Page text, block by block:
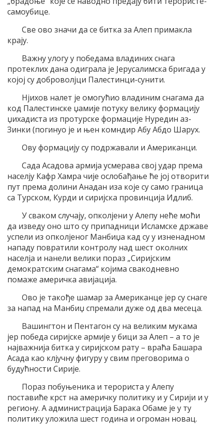
самоубице.
Све ово значи да се битка за Алеп примакла
крају.
Важну улогу у победама владиних снага
протеклих дана одиграла је Јерусалимска бригада у
којој су доброволјци Палестинци-сунити.
Нјихов налет је омогућио владиним снагама да
код Палестинске џамије потуку велику формацију
џихадиста из протурске формације Нуредин аз-
Зинки (погинуо је и њен комндир Абу Абдо Шарух.
Ову формацију су подржавали и Американци.
Сада Асадова армија усмерава свој удар према
населју Кафр Хамра чије ослобађање ће јој отворити
пут према долини Анадан иза које су само граница
са Турском, Курди и сиријска провинција Идлиб.
У сваком случају, опколјени у Алепу неће моћи
да изведу оно што су припадници Исламске државе
успели из опколјеног Манбиџа кад су у изненадном
нападу повратили контролу над шест околних
населја и нанели велики пораз „Сиријским
демократским снагама“ којима свакодневно
помаже америчка авијација.
Ово је такође шамар за Американце јер су снаге
за напад на Манбиџ спремали дуже од два месеца.
Вашингтон и Пентагон су на великим мукама
јер победа сиријске армије у бици за Алеп – а то је
најважнија битка у сиријском рату – враћа Башара
Асада као клјучну фигуру у свим преговорима о
будућности Сирије.
Пораз побуњеника и терориста у Алепу
поставиће крст на америчку политику и у Сирији и у
региону. А администрација Барака Обаме је у ту
политику уложила шест година и огроман новац.